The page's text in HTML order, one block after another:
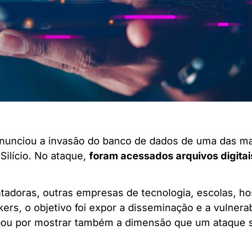
a invasão do banco de dados de uma das
No ataque,foram acessados arquivos
outras empresas de tecnologia, escolas,
o objetivo foi expor a disseminação e a
por mostrar também a dimensão que um ataque